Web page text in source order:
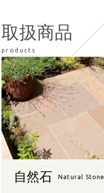
取扱商品
products
自然石 Natural Stone